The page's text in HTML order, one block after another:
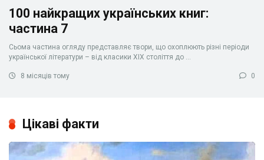
100 найкращих українських книг:
частина 7
Сьома частина огляду представляє твори, що охоплюють різні періоди
української літератури – від класики XIX століття до ...
8 місяців тому 0
Цікаві факти